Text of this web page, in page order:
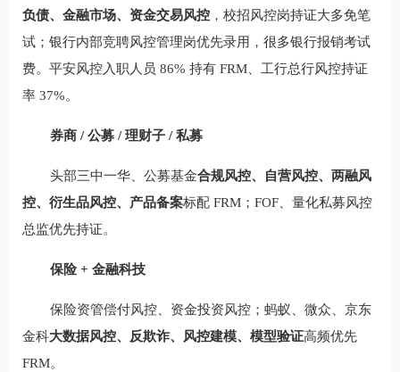
负债、金融市场、资金交易风控 ，校招风控岗持证大多免笔
试；银行内部竞聘风控管理岗优先录用，很多银行报销考试
费。平安风控入职人员 86% 持有 FRM、工行总行风控持证
率 37%。
券商 / 公募 / 理财子 / 私募
头部三中一华、公募基金合规风控、自营风控、两融风
控、衍生品风控、产品备案标配 FRM；FOF、量化私募风控
总监优先持证。
保险 + 金融科技
保险资管偿付风控、资金投资风控；蚂蚁、微众、京东
金科大数据风控、反欺诈、风控建模、模型验证高频优先
FRM。